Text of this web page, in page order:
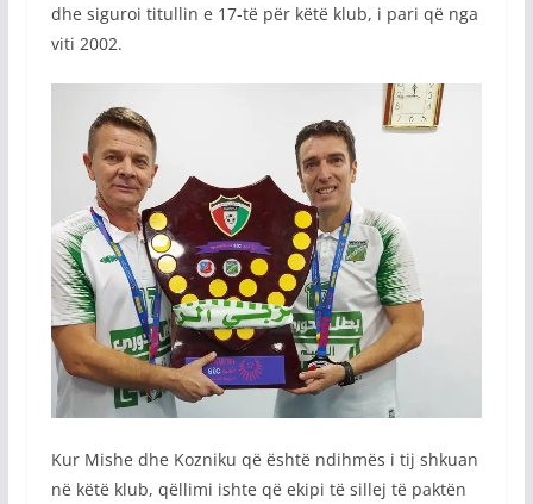
dhe siguroi titullin e 17-të për këtë klub, i pari që nga
viti 2002.
Kur Mishe dhe Kozniku që është ndihmës i tij shkuan
në këtë klub, qëllimi ishte që ekipi të sillej të paktën